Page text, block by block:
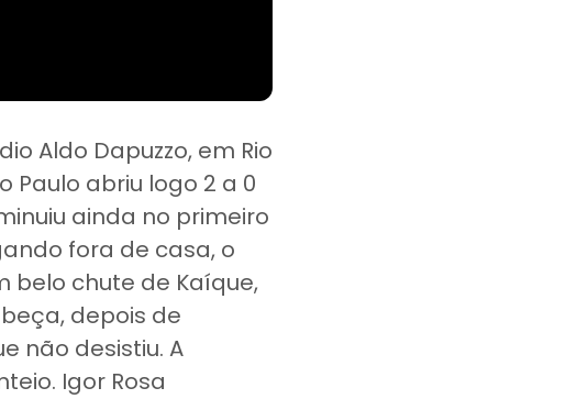
Aldo Dapuzzo, em Rio
Paulo abriu logo 2 a 0
ainda no primeiro
fora de casa, o
belo chute de Kaíque,
depois de
não desistiu. A
Igor Rosa